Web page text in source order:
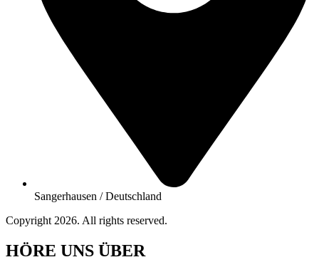
Sangerhausen / Deutschland
Copyright 2026. All rights reserved.
HÖRE UNS ÜBER